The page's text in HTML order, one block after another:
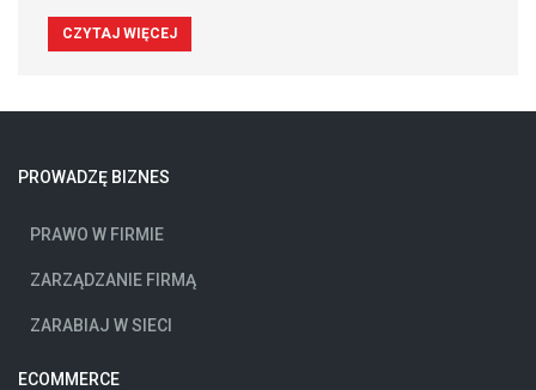
CZYTAJ WIĘCEJ
PROWADZĘ BIZNES
PRAWO W FIRMIE
ZARZĄDZANIE FIRMĄ
ZARABIAJ W SIECI
ECOMMERCE